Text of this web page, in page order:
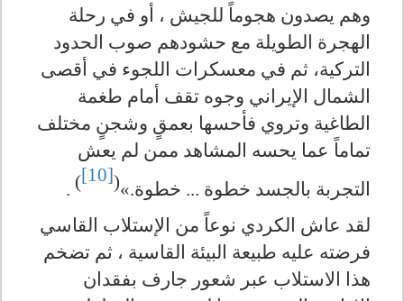
وهم يصدون هجوماً للجيش ، أو في رحلة
الهجرة الطويلة مع حشودهم صوب الحدود
التركية، ثم في معسكرات اللجوء في أقصى
الشمال الإيراني وجوه تقف أمام طغمة
الطاغية وتروي فأحسها بعمقٍ وشجنٍ مختلف
تماماً عما يحسه المشاهد ممن لم يعش
التجربة بالجسد خطوة ... خطوة.»(
[10]
)
.
لقد عاش الكردي نوعاً من الإستلاب القاسي
فرضته عليه طبيعة البيئة القاسية ، ثم تضخم
هذا الاستلاب عبر شعور جارف بفقدان